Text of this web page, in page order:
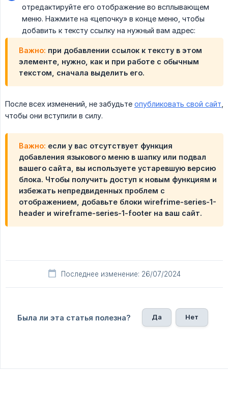
отредактируйте его отображение во всплывающем
меню. Нажмите на «цепочку» в конце меню, чтобы
добавить к тексту ссылку на нужный вам адрес:
Важно: при добавлении ссылок к тексту в этом
элементе, нужно, как и при работе с обычным
текстом, сначала выделить его.
После всех изменений, не забудьте опубликовать свой сайт
чтобы они вступили в силу.
Важно: если у вас отсутствует функция
добавления языкового меню в шапку или подвал
вашего сайта, вы используете устаревшую версию
блока. Чтобы получить доступ к новым функциям и
избежать непредвиденных проблем с
отображением, добавьте блоки wirefrime-series-1-
header и wireframe-series-1-footer на ваш сайт.
Последнее изменение: 26/07/2024
Была ли эта статья полезна? Да Нет